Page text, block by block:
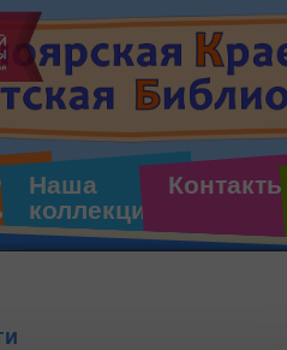
Наша
коллекция
Контакты